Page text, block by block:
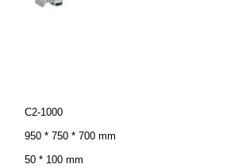
C2-1000
950 * 750 * 700 mm
50 * 100 mm